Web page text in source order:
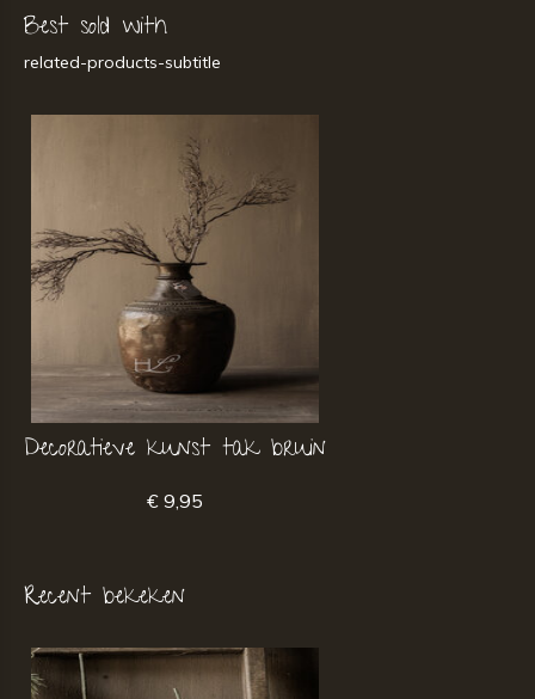
Best sold with
related-products-subtitle
Decoratieve kunst tak bruin
€ 9,95
Recent bekeken